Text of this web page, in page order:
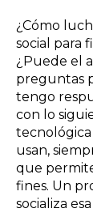
¿Cómo
social para
¿Puede el
preguntas
tengo
con lo
usan,
que
fines. Un
socializa